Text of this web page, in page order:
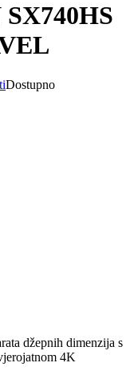
Dostupno
džepnih dimenzija s
4K